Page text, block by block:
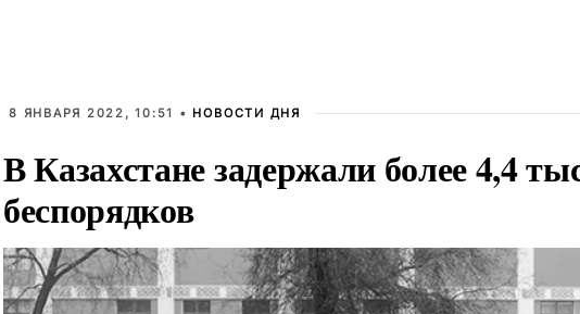
8 ЯНВАРЯ 2022, 10:51 • НОВОСТИ ДНЯ
В Казахстане задержали более 4,4
беспорядков